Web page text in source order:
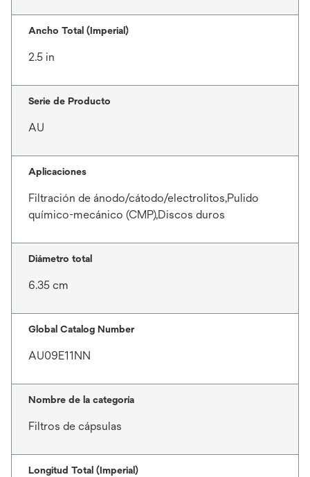
Ancho Total (Imperial)
2.5 in
Serie de Producto
AU
Aplicaciones
Filtración de ánodo/cátodo/electrolitos,Pulido
químico-mecánico (CMP),Discos duros
Diámetro total
6.35 cm
Global Catalog Number
AU09E11NN
Nombre de la categoría
Filtros de cápsulas
Longitud Total (Imperial)